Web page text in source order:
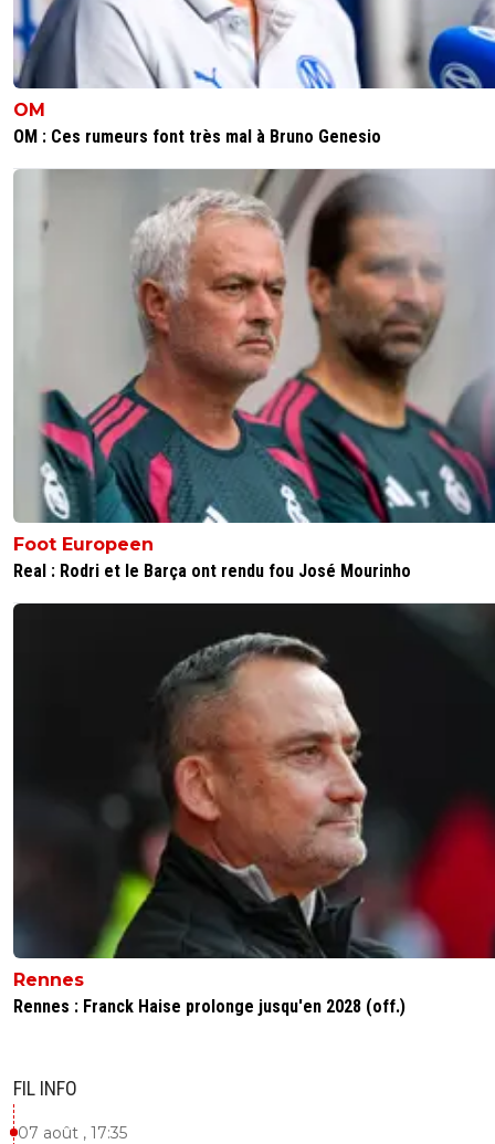
OM
OM : Ces rumeurs font très mal à Bruno Genesio
Foot Europeen
Real : Rodri et le Barça ont rendu fou José Mourinho
Rennes
Rennes : Franck Haise prolonge jusqu'en 2028 (off.)
FIL INFO
07 août , 17:35